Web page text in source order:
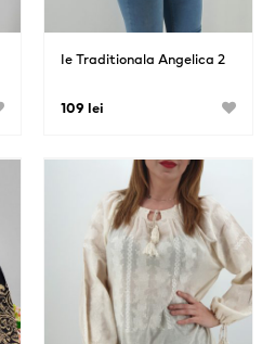
Ie Traditionala Angelica 2
109 lei